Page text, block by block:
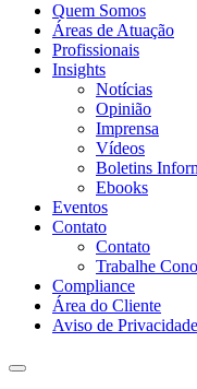
Quem Somos
Áreas de Atuação
Profissionais
Insights
Notícias
Opinião
Imprensa
Vídeos
Boletins
Ebooks
Eventos
Contato
Contato
Trabalhe
Compliance
Área do Cliente
Aviso de Privacidade